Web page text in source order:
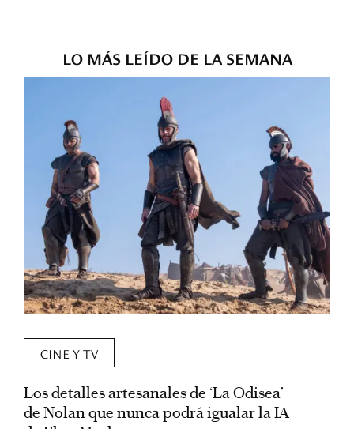
LO MÁS LEÍDO DE LA SEMANA
CINE Y TV
Los detalles artesanales de ‘La Odisea’
de Nolan que nunca podrá igualar la IA